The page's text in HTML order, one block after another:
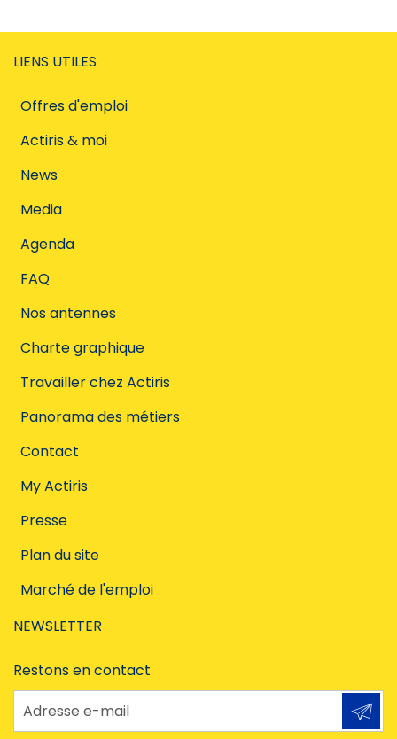
LIENS UTILES
Offres d'emploi
Actiris & moi
News
Media
Agenda
FAQ
Nos antennes
Charte graphique
Travailler chez Actiris
Panorama des métiers
Contact
My Actiris
Presse
Plan du site
Marché de l'emploi
NEWSLETTER
Restons en contact
Adresse e-mail